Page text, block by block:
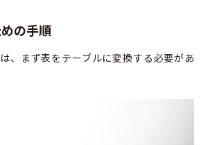
の手順
、まず表をテーブルに変換する必要があ